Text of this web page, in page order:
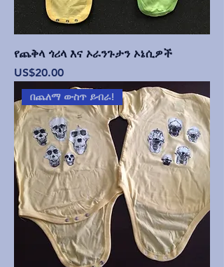
የጨቅላ ጎሪላ እና ኦራንጉታን ኦኔሲዎች
Price
US$20.00
በጨለማ ውስጥ ይብራ!